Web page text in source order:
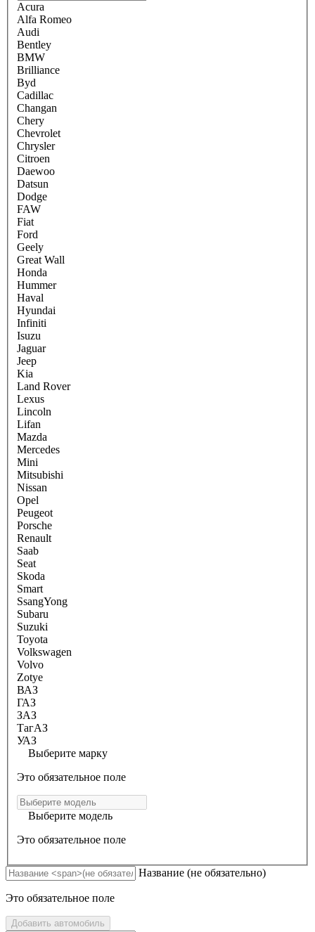
Acura
Alfa Romeo
Audi
Bentley
BMW
Brilliance
Byd
Cadillac
Changan
Chery
Chevrolet
Chrysler
Citroen
Daewoo
Datsun
Dodge
FAW
Fiat
Ford
Geely
Great Wall
Honda
Hummer
Haval
Hyundai
Infiniti
Isuzu
Jaguar
Jeep
Kia
Land Rover
Lexus
Lincoln
Lifan
Mazda
Mercedes
Mini
Mitsubishi
Nissan
Opel
Peugeot
Porsche
Renault
Saab
Seat
Skoda
Smart
SsangYong
Subaru
Suzuki
Toyota
Volkswagen
Volvo
Zotye
ВАЗ
ГАЗ
ЗАЗ
ТагАЗ
УАЗ
Выберите марку
Это обязательное поле
Выберите модель
Это обязательное поле
Название (не обязательно)
Это обязательное поле
Добавить автомобиль